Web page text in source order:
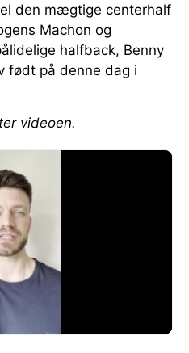
den mægtige centerhalf
Machon og
halfback, Benny
født på denne dag i
videoen.